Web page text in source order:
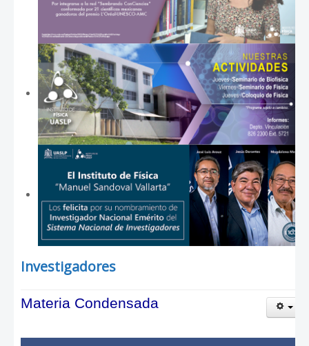
Investigadores
Materia Condensada